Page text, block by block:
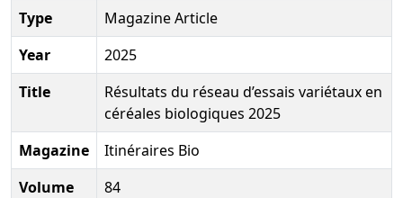
Type
Magazine Article
Year
2025
Title
Résultats du réseau d’essais variétaux en
céréales biologiques 2025
Magazine
Itinéraires Bio
Volume
84